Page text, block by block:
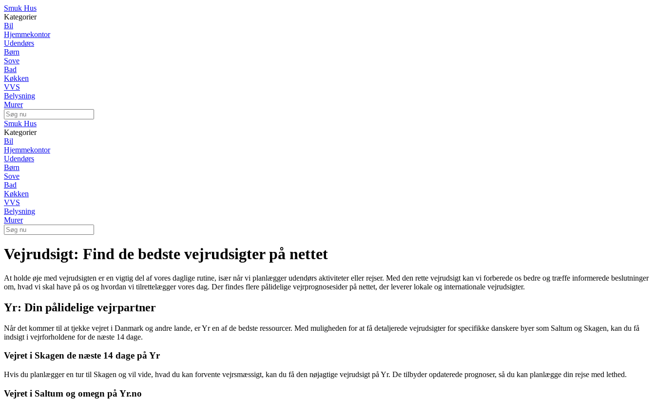
Smuk Hus
Kategorier
Bil
Hjemmekontor
Udendørs
Børn
Sove
Bad
Køkken
VVS
Belysning
Murer
Smuk Hus
Kategorier
Bil
Hjemmekontor
Udendørs
Børn
Sove
Bad
Køkken
VVS
Belysning
Murer
Vejrudsigt: Find de bedste vejrudsigter på nettet
At holde øje med vejrudsigten er en vigtig del af vores daglige rutine, især når vi planlægger udendørs aktiviteter eller rejser. Med den rette vejrudsigt kan vi forberede os bedre og træffe informerede beslutninger
om, hvad vi skal have på os og hvordan vi tilrettelægger vores dag. Der findes flere pålidelige vejrprognosesider på nettet, der leverer lokale og internationale vejrudsigter.
Yr: Din pålidelige vejrpartner
Når det kommer til at tjekke vejret i Danmark og andre lande, er Yr en af de bedste ressourcer. Med muligheden for at få detaljerede vejrudsigter for specifikke danskere byer som Saltum og Skagen, kan du få
indsigt i vejrforholdene for de næste 14 dage.
Vejret i Skagen de næste 14 dage på Yr
Hvis du planlægger en tur til Skagen og vil vide, hvad du kan forvente vejrsmæssigt, kan du få den nøjagtige vejrudsigt på Yr. De tilbyder opdaterede prognoser, så du kan planlægge din rejse med lethed.
Vejret i Saltum og omegn på Yr.no